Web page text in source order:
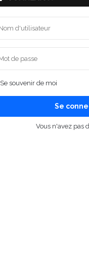
Se souvenir de moi
Se
Vous n'avez pas